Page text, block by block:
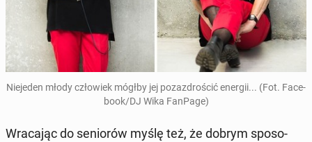
Nie­je­den młody czło­wiek mógłby jej po­zaz­dro­ścić energii... (Fot. Fa­ce­
bo­ok/DJ Wika FanPage)
Wra­ca­jąc do se­nio­rów myślę też, że dobrym spo­so­